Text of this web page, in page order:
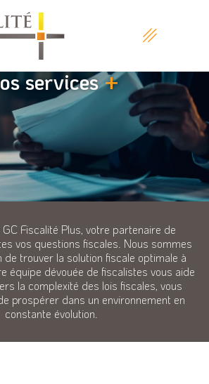
services+
Fiscalité Plus, votre partenaire de
vos questions fiscales. Nous sommes
de trouver la solution fiscale optimale à
équipe dévouée de fiscalistes vous aide
la complexité des lois fiscales, vous
prospérer dans un environnement en
constante évolution.